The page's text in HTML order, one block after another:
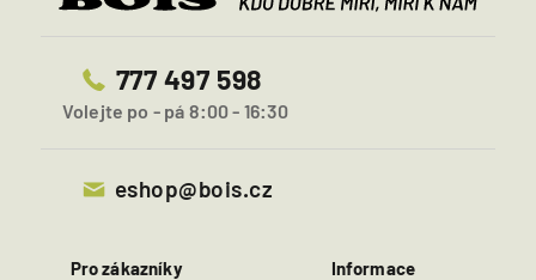
777 497 598
Volejte po - pá 8:00 - 16:30
eshop@bois.cz
Pro zákazníky Informace